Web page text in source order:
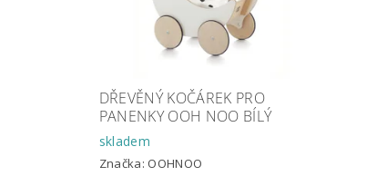
DŘEVĚNÝ KOČÁREK PRO
PANENKY OOH NOO BÍLÝ
skladem
Značka: OOHNOO